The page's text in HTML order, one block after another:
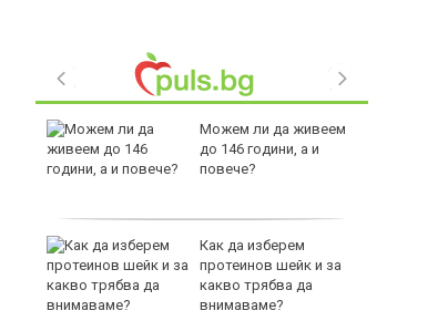
Можем ли да живеем
до 146 години, а и
повече?
Как да изберем
протеинов шейк и за
какво трябва да
внимаваме?